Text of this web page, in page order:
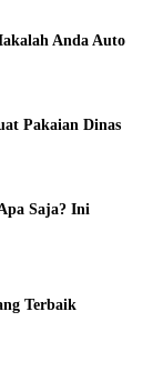
Anda Auto
Pakaian Dinas
Saja? Ini
Terbaik